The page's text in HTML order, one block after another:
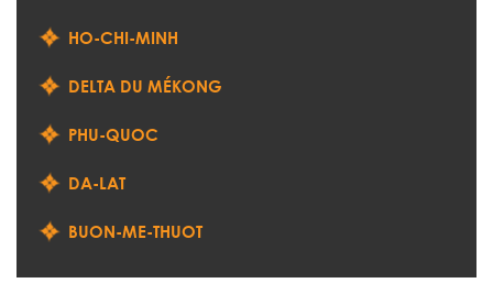
HO-CHI-MINH
DELTA DU MÉKONG
PHU-QUOC
DA-LAT
BUON-ME-THUOT